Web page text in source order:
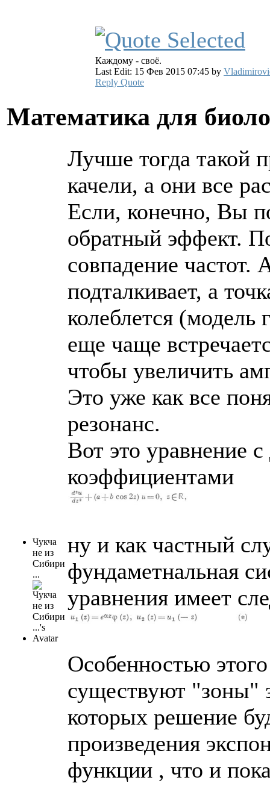
Каждому - своё.
Last Edit: 15 Фев 2015 07:45 by
Reply Quote
Математика для
Чукча
не из
Сибири
...
Лучше тогда такой
качели, а они все
Если, конечно, Вы
обратный эффект.
совпадение частот.
подталкивает, а
колеблется
еще чаще
чтобы увеличить
Это уже как все
резонанс.
Вот это уравнение
коэффициентами
ну и как частный
фундаметнальная
уравнения имеет
Особенностью
существуют "зоны"
которых решение
произведения
функции , что и